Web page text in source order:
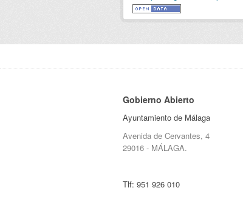
Gobierno Abierto
Ayuntamiento de Málaga
Avenida de Cervantes, 4
29016 - MÁLAGA.
Tlf: 951 926 010